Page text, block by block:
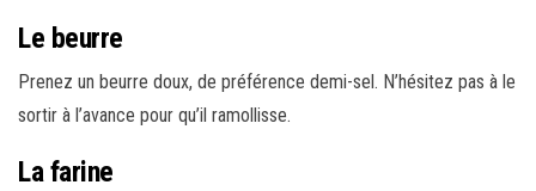
Le beurre
Prenez un beurre doux, de préférence demi-sel. N’hésitez pas à le
sortir à l’avance pour qu’il ramollisse.
La farine